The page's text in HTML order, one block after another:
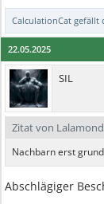
CalculationCat gefällt
22.05.2025
SIL
Zitat von
Nachbarn erst
Abschlägiger